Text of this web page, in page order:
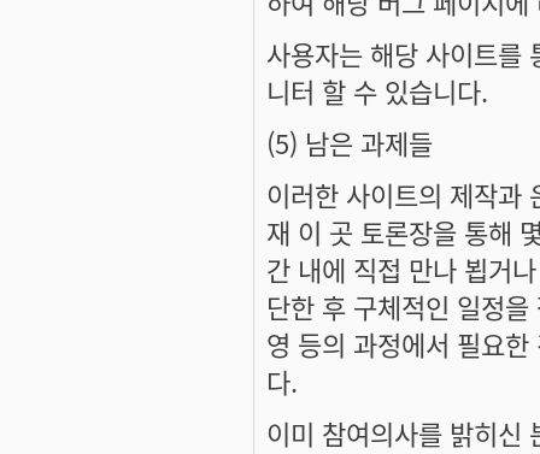
사용자는 해당 사이트를
니터 할 수 있습니다.
(5) 남은 과제들
이러한 사이트의 제작과
재 이 곳 토론장을 통해
간 내에 직접 만나 뵙거
단한 후 구체적인 일정
영 등의 과정에서 필요
다.
이미 참여의사를 밝히신